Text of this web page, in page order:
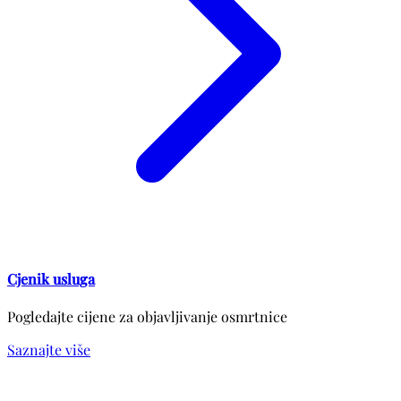
Cjenik usluga
Pogledajte cijene za objavljivanje osmrtnice
Saznajte više